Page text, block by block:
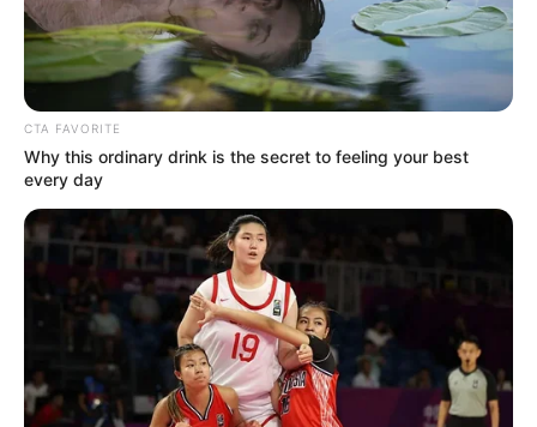
જાણકારી મુજબ, ગોધરાના ભુરાવાવ વિસ્તારના
કૃષ્ણનગર સોસાયટીના મકાનમાંથી ક્રિકેટ સટ્ટો રમાડતા
ત્રણ બુકીઓને સ્ટેટ મોનિટરિંગ સેલ દ્વારા દરોડા પાડી
ઝડપી પાડવામાં આવ્યા છે. તેની સાથે ઝડપાયેલા
બુકીઓ પાસેથી 23 મોબાઈલ ફોન 1 લેપટોપ 1 ટેબલેટ
DVR મળી કુલ 4 લાખ 62 હજારનો મુદ્દામાલ જપ્ત
CTA FAVORITE
Why this ordinary drink is the secret to feeling your best
every day